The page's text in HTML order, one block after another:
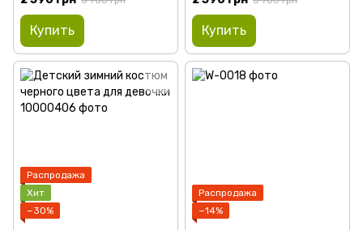
Купить Купить
Распродажа
Хит
−30%
Распродажа
−14%